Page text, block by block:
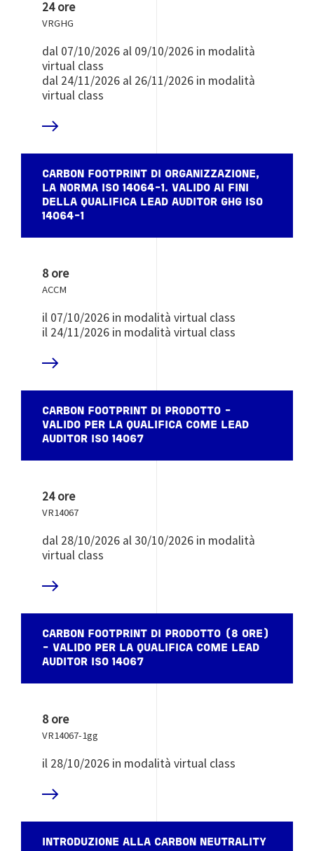
24 ore
VRGHG
dal 07/10/2026 al 09/10/2026 in modalità
virtual class
dal 24/11/2026 al 26/11/2026 in modalità
virtual class
CARBON FOOTPRINT DI ORGANIZZAZIONE,
LA NORMA ISO 14064-1. VALIDO AI FINI
DELLA QUALIFICA LEAD AUDITOR GHG ISO
14064-1
8 ore
ACCM
il 07/10/2026 in modalità virtual class
il 24/11/2026 in modalità virtual class
CARBON FOOTPRINT DI PRODOTTO -
VALIDO PER LA QUALIFICA COME LEAD
AUDITOR ISO 14067
24 ore
VR14067
dal 28/10/2026 al 30/10/2026 in modalità
virtual class
CARBON FOOTPRINT DI PRODOTTO (8 ORE)
- VALIDO PER LA QUALIFICA COME LEAD
AUDITOR ISO 14067
8 ore
VR14067-1gg
il 28/10/2026 in modalità virtual class
INTRODUZIONE ALLA CARBON NEUTRALITY